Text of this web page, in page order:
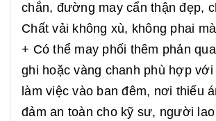
chắn, đường may cẩn thận đẹp,
Chất vải không xù, không phai
+ Có thể may phối thêm phản
ghi hoặc vàng chanh phù hợp với
làm việc vào ban đêm, nơi thiếu
đảm an toàn cho kỹ sư, người